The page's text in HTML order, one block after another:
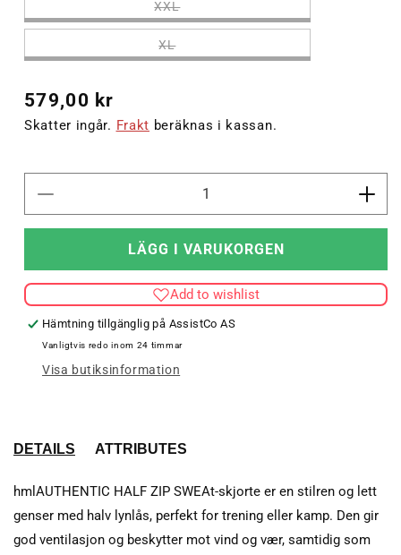
XXL
XL
579,00 kr
Skatter ingår. Frakt beräknas i kassan.
kvantitet
hmlAUTHENTIC
SWEATSHIRT
Öka
ZIP
LÄGG I VARUKORGEN
Add to wishlist
Hämtning tillgänglig på AssistCo AS
Vanligtvis redo inom 24 timmar
Visa butiksinformation
DETAILS ATTRIBUTES
hmlAUTHENTIC HALF ZIP SWEAt-skjorte er en stilren og lett
genser med halv lynlås, perfekt for trening eller kamp. Den gir
god ventilasjon og beskytter mot vind og vær, samtidig som